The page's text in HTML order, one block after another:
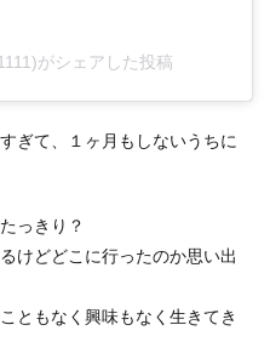
がシェアした投稿
ぎて、１ヶ月もしないうちに
っきり？
けどどこに行ったのか思い出
ともなく興味もなく生きてき